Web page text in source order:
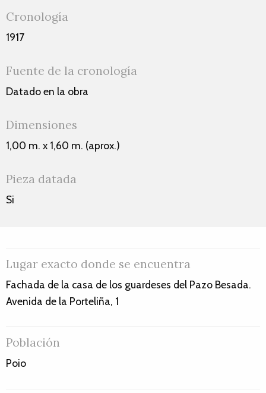
Cronología
1917
Fuente de la cronología
Datado en la obra
Dimensiones
1,00 m. x 1,60 m. (aprox.)
Pieza datada
Si
Lugar exacto donde se encuentra
Fachada de la casa de los guardeses del Pazo Besada.
Avenida de la Porteliña, 1
Población
Poio